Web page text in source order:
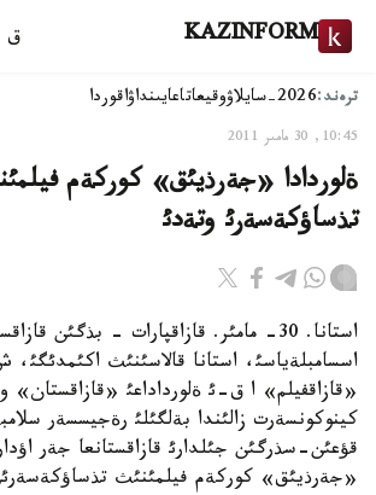
KAZINFORM ق
ترەند:2026-سايلاۋ وقيعاتاعايىنداۋاقوردا
10:45, 30 مامىر 2011
ةلوردادا «جةرذيئق» كوركةم
تذساؤكةسةرئ وتةدئ
استانا. 30- مامئر. قازاقپارات - بذگئن
اسسامبلةياسئ، استانا قالاسئنئث اكئمدئگئ،
«قازاقفيلم» ا ق-ئ ةلورداداعئ «قازاقستان»
كينوكونسةرت زالئندا بةلگئلئ رةجيسسةر
قؤعئن-سذرگئن جئلدارئ قازاقستانعا جةر
«جةرذيئق» كوركةم فيلمئنئث